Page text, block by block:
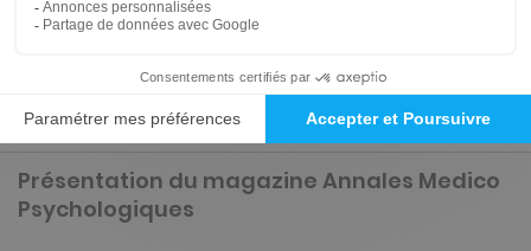
859€00 Tarif Kiosque :
Renouvellement à date d’anniversaire
Présentation du magazine Annales Medico
Psychologiques